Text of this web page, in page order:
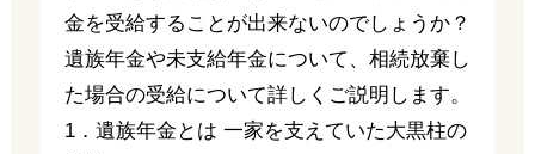
金を受給することが出来ないのでしょうか？
遺族年金や未支給年金について、相続放棄し
た場合の受給について詳しくご説明します。
1．遺族年金とは 一家を支えていた大黒柱の